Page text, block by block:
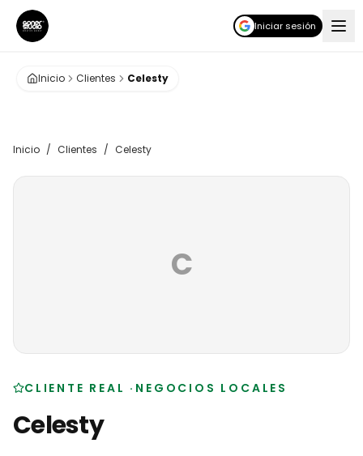
Iniciar sesión
Inicio Clientes Celesty
Inicio / Clientes / Celesty
C
CLIENTE REAL · NEGOCIOS LOCALES
Celesty